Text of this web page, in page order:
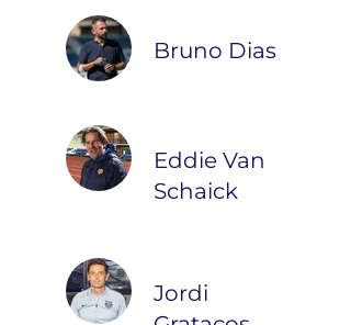
Bruno Dias
Eddie Van
Schaick
Jordi